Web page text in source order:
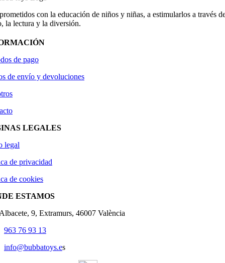
con la educación de niños y niñas, a estimularlos a través
la lectura y la diversión.
de pago
de envío y devoluciones
LEGALES
legal
de privacidad
de cookies
ESTAMOS
9, Extramurs, 46007 València
963 76 93 13
info@bubbatoys.es